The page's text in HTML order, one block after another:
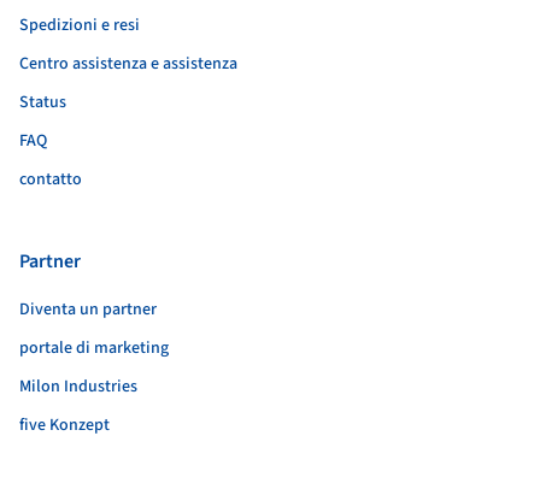
Spedizioni e resi
Centro assistenza e assistenza
Status
FAQ
contatto
Partner
Diventa un partner
portale di marketing
Milon Industries
five Konzept